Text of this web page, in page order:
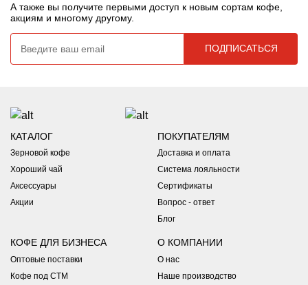
А также вы получите первыми доступ к новым сортам кофе,
акциям и многому другому.
КАТАЛОГ
Зерновой кофе
Хороший чай
Аксессуары
Акции
ПОКУПАТЕЛЯМ
Доставка и оплата
Система лояльности
Сертификаты
Вопрос - ответ
Блог
КОФЕ ДЛЯ БИЗНЕСА
Оптовые поставки
Кофе под СТМ
О КОМПАНИИ
О нас
Наше производство